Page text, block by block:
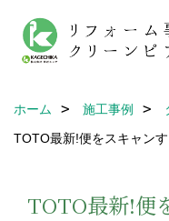
ホーム 施工事例
TOTO最新!便をスキャン
TOTO最新!便